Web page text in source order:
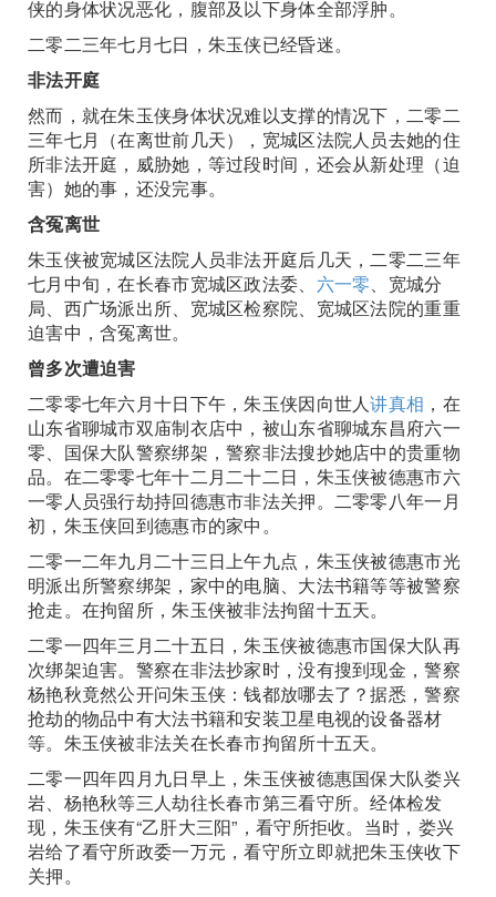
侠的身体状况恶化，腹部及以下身体全部浮肿。
二零二三年七月七日，朱玉侠已经昏迷。
非法开庭
然而，就在朱玉侠身体状况难以支撑的情况下，二零二
三年七月（在离世前几天），宽城区法院人员去她的住
所非法开庭，威胁她，等过段时间，还会从新处理（迫
害）她的事，还没完事。
含冤离世
朱玉侠被宽城区法院人员非法开庭后几天，二零二三年
七月中旬，在长春市宽城区政法委、 六一零、宽城分
局、西广场派出所、宽城区检察院、宽城区法院的重重
迫害中，含冤离世。
曾多次遭迫害
二零零七年六月十日下午，朱玉侠因向世人讲真相 ，在
山东省聊城市双庙制衣店中，被山东省聊城东昌府六一
零、国保大队警察绑架，警察非法搜抄她店中的贵重物
品。在二零零七年十二月二十二日，朱玉侠被德惠市六
一零人员强行劫持回德惠市非法关押。二零零八年一月
初，朱玉侠回到德惠市的家中。
二零一二年九月二十三日上午九点，朱玉侠被德惠市光
明派出所警察绑架，家中的电脑、大法书籍等等被警察
抢走。在拘留所，朱玉侠被非法拘留十五天。
二零一四年三月二十五日，朱玉侠被德惠市国保大队再
次绑架迫害。警察在非法抄家时，没有搜到现金，警察
杨艳秋竟然公开问朱玉侠：钱都放哪去了？据悉，警察
抢劫的物品中有大法书籍和安装卫星电视的设备器材
等。朱玉侠被非法关在长春市拘留所十五天。
二零一四年四月九日早上，朱玉侠被德惠国保大队娄兴
岩、杨艳秋等三人劫往长春市第三看守所。经体检发
现，朱玉侠有“乙肝大三阳”，看守所拒收。当时，娄兴
岩给了看守所政委一万元，看守所立即就把朱玉侠收下
关押。